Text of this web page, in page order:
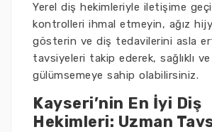
Yerel diş hekimleriyle iletişime
kontrolleri ihmal etmeyin, ağız
gösterin ve diş tedavilerini asla
tavsiyeleri takip ederek, sağlıklı
gülümsemeye sahip olabilirsiniz.
Kayseri’nin En İyi Diş
Hekimleri: Uzman